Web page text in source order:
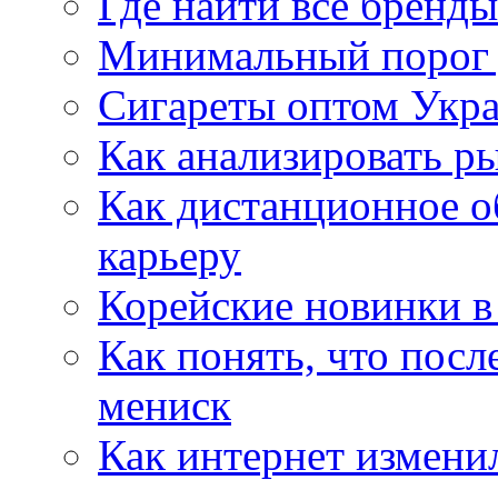
Минимальный порог
Сигареты оптом
Как анализировать
Как дистанционное
карьеру
Корейские новинки
Как понять, что
мениск
Как интернет